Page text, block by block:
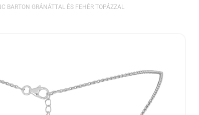
BARTON GRÁNÁTTAL ÉS FEHÉR TOPÁZZAL